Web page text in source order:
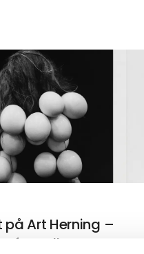
Art Herning –
fortælle